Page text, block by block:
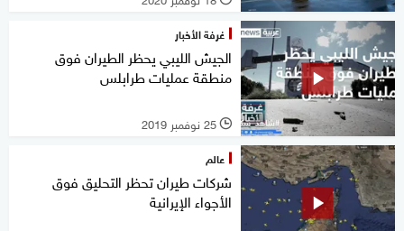
غرفة الأخبار
الجيش الليبي يحظر الطيران فوق
منطقة عمليات طرابلس
l 25 نوفمبر 2019
عالم
شركات طيران تحظر التحليق فوق
الأجواء الإيرانية